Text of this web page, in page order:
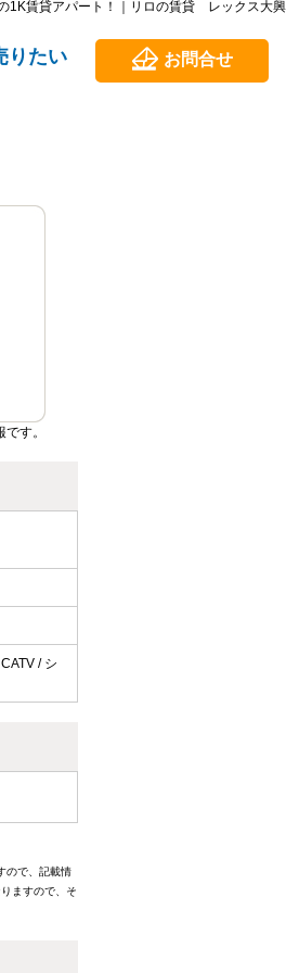
1K賃貸アパート！｜リロの賃貸 レックス大興
りたい お問合せ
す。
/ シ
ので、記載情
ますので、そ